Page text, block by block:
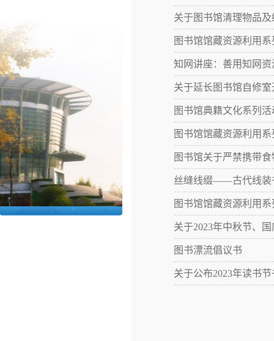
关于图书馆清理物品
图书馆馆藏资源利用
知网讲座：善用知网
关于延长图书馆自修
图书馆典籍文化系列
图书馆馆藏资源利用
图书馆关于严禁携带
丝缝线缀——古代线装
图书馆馆藏资源利用
关于2023年中秋节、
图书漂流倡议书
关于公布2023年读书